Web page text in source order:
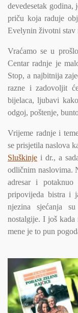
devedesetak
priču koja raduje
Evelynin životni stav
Vraćamo se u
Centar radnje je
Stop, a najbitnija
razne i zadovoljit
bijelaca, ljubavi
odgoj, poštenje,
Vrijeme radnje i
se prisjetila naslova
Sluškinje i dr., a
odličnim naslovima.
adresar i
pripovijeda bistra i
njezina sjećanja
nostalgije. I još kada
mene je to pun